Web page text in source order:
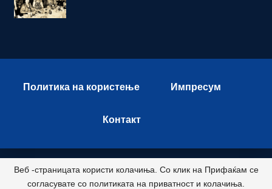
Политика на користење Импресум
Контакт
© 2026 - Istok Press. All Rights Reserved.
Развиено и хостирано од
Веб -страницата користи колачиња. Со клик на Прифаќам се
согласувате со политиката на приватност и колачиња.